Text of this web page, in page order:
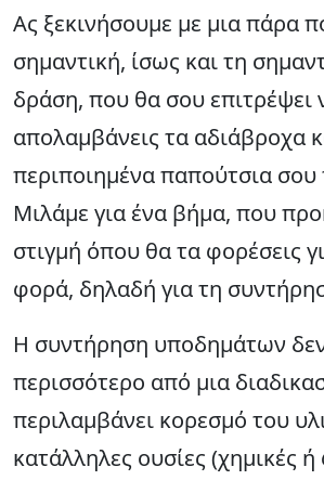
Ας ξεκινήσουμε με μια πάρα
σημαντική, ίσως και τη
δράση, που θα σου επιτρέψει
απολαμβάνεις τα αδιάβροχα
περιποιημένα παπούτσια σου
Μιλάμε για ένα βήμα, που
στιγμή όπου θα τα φορέσεις
φορά, δηλαδή για τη
Η συντήρηση υποδημάτων δεν
περισσότερο από μια
περιλαμβάνει κορεσμό του
κατάλληλες ουσίες (χημικές